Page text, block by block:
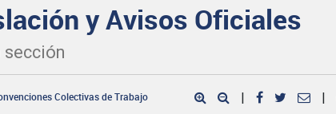
y Avisos Oficiales
sección
Colectivas de Trabajo
| |